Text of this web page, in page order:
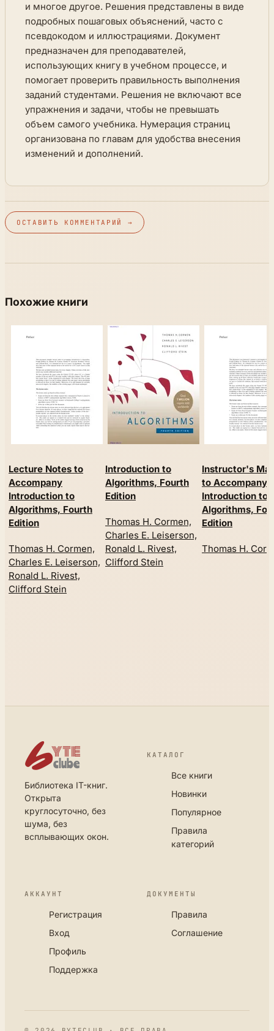
и многое другое. Решения представлены в виде
подробных пошаговых объяснений, часто с
псевдокодом и иллюстрациями. Документ
предназначен для преподавателей,
использующих книгу в учебном процессе, и
помогает проверить правильность выполнения
заданий студентами. Решения не включают все
упражнения и задачи, чтобы не превышать
объем самого учебника. Нумерация страниц
организована по главам для удобства внесения
изменений и дополнений.
ОСТАВИТЬ КОММЕНТАРИЙ →
Похожие книги
Lecture Notes to
Accompany
Introduction to
Algorithms, Fourth
Edition
Thomas H. Cormen,
Charles E. Leiserson,
Ronald L. Rivest,
Clifford Stein
Introduction to
Algorithms, Fourth
Edition
Thomas H. Cormen,
Charles E. Leiserson,
Ronald L. Rivest,
Clifford Stein
Instructor's
to Accompany
Introduction to
Algorithms,
Edition
Thomas H.
Библиотека IT-книг.
Открыта
круглосуточно, без
шума, без
всплывающих окон.
КАТАЛОГ
Все книги
Новинки
Популярное
Правила
категорий
АККАУНТ
Регистрация
Вход
Профиль
Поддержка
ДОКУМЕНТЫ
Правила
Соглашение